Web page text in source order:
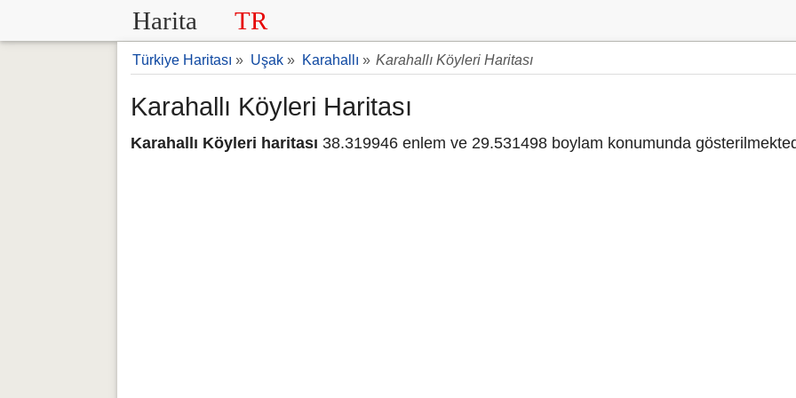
Harita TR
Türkiye Haritası » Uşak » Karahallı » Karahallı Köyleri Haritası
Karahallı Köyleri Haritası
Karahallı Köyleri haritası 38.319946 enlem ve 29.531498 boylam konumunda